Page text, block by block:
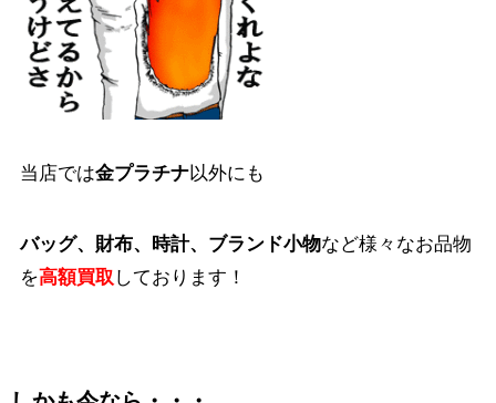
当店では金プラチナ以外にも
バッグ、財布、時計、ブランド小物など様々なお品物
を高額買取 しております！